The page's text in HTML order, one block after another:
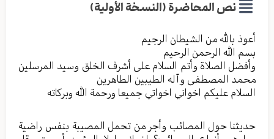
نص المحاضرة (النسخة الأولية)
أعوذ بالله من الشیطان الرجیم
بسم الله الرحمن الرحیم
وأفضل الصلاة وأتم السلام علی أشرف الخلق وسید المرسلین
محمد المصطفی وآله الطیبین الطاهرین
السلام علیکم اخواني اخواتي جمیعا ورحمة الله وبرکاته
حدیثنا حول المصائب وأجر من تحمل المصیبة بنفس راضیة